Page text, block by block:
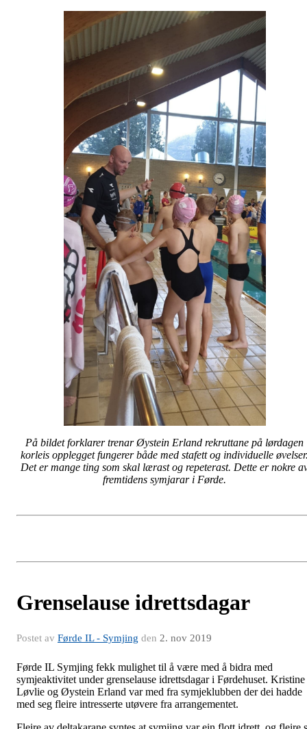
På bildet forklarer trenar Øystein Erland rekruttane på lørdagen
korleis opplegget fungerer både med stafett og individuelle
Det er mange ting som skal lærast og repeterast. Dette er nokre
fremtidens symjarar i Førde.
Grenselause idrettsdagar
Postet av Førde IL - Symjing den 2. nov 2019
Førde IL Symjing fekk mulighet til å være med å bidra med
symjeaktivitet under grenselause idrettsdagar i Førdehuset. Kristine
Løvlie og Øystein Erland var med fra symjeklubben der dei hadde
med seg fleire intresserte utøvere fra arrangementet.